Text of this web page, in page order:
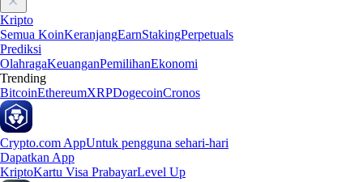
Kripto
Semua KoinKeranjangEarnStakingPerpetuals
Prediksi
OlahragaKeuanganPemilihanEkonomi
Trending
BitcoinEthereumXRPDogecoinCronos
Crypto.com AppUntuk pengguna sehari-hari
Dapatkan App
KriptoKartu Visa PrabayarLevel Up